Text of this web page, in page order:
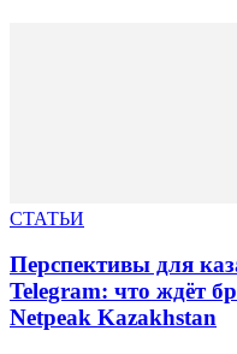
СТАТЬИ
Перспективы для
Telegram: что ждёт
Netpeak Kazakhstan